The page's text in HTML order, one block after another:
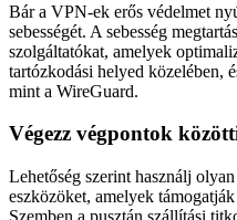
Bár a VPN-ek erős védelmet
sebességét. A sebesség
szolgáltatókat, amelyek
tartózkodási helyed közelében,
mint a WireGuard.
Végezz végpontok
Lehetőség szerint használj
eszközöket, amelyek
Szemben a pusztán szállítási